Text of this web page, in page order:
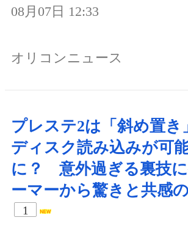
08月07日 12:33
オリコンニュース
プレステ2は「斜め置き
ディスク読み込みが可
に？ 意外過ぎる裏技
ーマーから驚きと共感
1